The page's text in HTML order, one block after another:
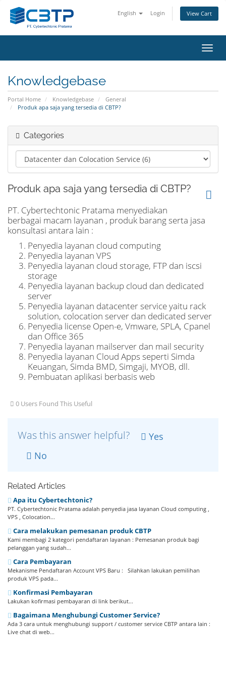
English Login View Cart
Knowledgebase
Portal Home Knowledgebase
General
Produk apa saja yang tersedia di CBTP?
Categories
Produk apa saja yang tersedia di CBTP?
PT. Cybertechtonic Pratama menyediakan
berbagai macam layanan , produk barang serta jasa
konsultasi antara lain :
Penyedia layanan cloud computing
Penyedia layanan VPS
Penyedia layanan cloud storage, FTP dan iscsi
storage
Penyedia layanan backup cloud dan dedicated
server
Penyedia layanan datacenter service yaitu rack
solution, colocation server dan dedicated server
Penyedia license Open-e, Vmware, SPLA, Cpanel
dan Office 365
Penyedia layanan mailserver dan mail security
Penyedia layanan Cloud Apps seperti Simda
Keuangan, Simda BMD, Simgaji, MYOB, dll.
Pembuatan aplikasi berbasis web
0 Users Found This Useful
Was this answer helpful?
Yes
No
Related Articles
Apa itu Cybertechtonic?
PT. Cybertechtonic Pratama adalah penyedia jasa layanan Cloud computing ,
VPS , Colocation...
Cara melakukan pemesanan produk CBTP
Kami membagi 2 kategori pendaftaran layanan : Pemesanan produk bagi
pelanggan yang sudah...
Cara Pembayaran
Mekanisme Pendaftaran Account VPS Baru : Silahkan lakukan pemilihan
produk VPS pada...
Konfirmasi Pembayaran
Lakukan kofirmasi pembayaran di link berikut...
Bagaimana Menghubungi Customer Service?
Ada 3 cara untuk menghubungi support / customer service CBTP antara lain :
Live chat di web...